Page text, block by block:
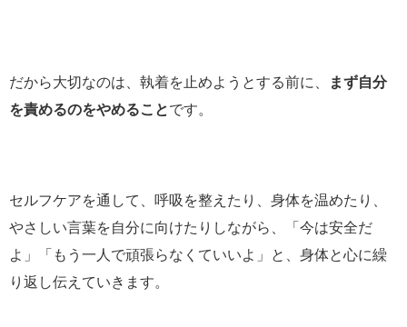
だから大切なのは、執着を止めようとする前に、
まず自分
を責めるのをやめることです。
セルフケアを通して、呼吸を整えたり、身体を温めたり、
やさしい言葉を自分に向けたりしながら、「今は安全だ
よ」「もう一人で頑張らなくていいよ」と、身体と心に繰
り返し伝えていきます。